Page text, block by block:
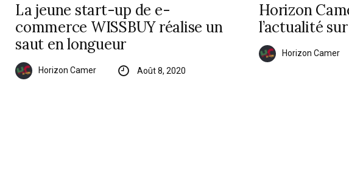
La jeune start-up de e-
commerce WISSBUY réalise un
saut en longueur
Horizon Camer Août 8, 2020
Horizon
l’actualité
Horizon Camer